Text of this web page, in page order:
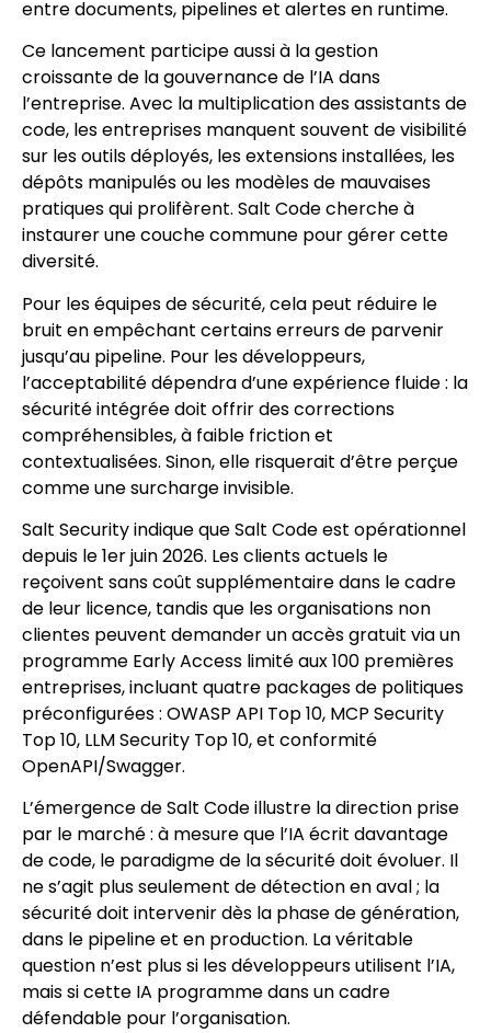
entre documents, pipelines et alertes en runtime.
Ce lancement participe aussi à la gestion
croissante de la gouvernance de l’IA dans
l’entreprise. Avec la multiplication des assistants de
code, les entreprises manquent souvent de visibilité
sur les outils déployés, les extensions installées, les
dépôts manipulés ou les modèles de mauvaises
pratiques qui prolifèrent. Salt Code cherche à
instaurer une couche commune pour gérer cette
diversité.
Pour les équipes de sécurité, cela peut réduire le
bruit en empêchant certains erreurs de parvenir
jusqu’au pipeline. Pour les développeurs,
l’acceptabilité dépendra d’une expérience fluide : la
sécurité intégrée doit offrir des corrections
compréhensibles, à faible friction et
contextualisées. Sinon, elle risquerait d’être perçue
comme une surcharge invisible.
Salt Security indique que Salt Code est opérationnel
depuis le 1er juin 2026. Les clients actuels le
reçoivent sans coût supplémentaire dans le cadre
de leur licence, tandis que les organisations non
clientes peuvent demander un accès gratuit via un
programme Early Access limité aux 100 premières
entreprises, incluant quatre packages de politiques
préconfigurées : OWASP API Top 10, MCP Security
Top 10, LLM Security Top 10, et conformité
OpenAPI/Swagger.
L’émergence de Salt Code illustre la direction prise
par le marché : à mesure que l’IA écrit davantage
de code, le paradigme de la sécurité doit évoluer. Il
ne s’agit plus seulement de détection en aval ; la
sécurité doit intervenir dès la phase de génération,
dans le pipeline et en production. La véritable
question n’est plus si les développeurs utilisent l’IA,
mais si cette IA programme dans un cadre
défendable pour l’organisation.